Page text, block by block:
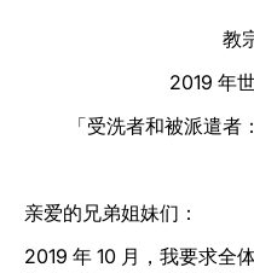
教
2019 年
「受洗者和被派遣者
亲爱的兄弟姐妹们：
2019 年 10 月，我要求全